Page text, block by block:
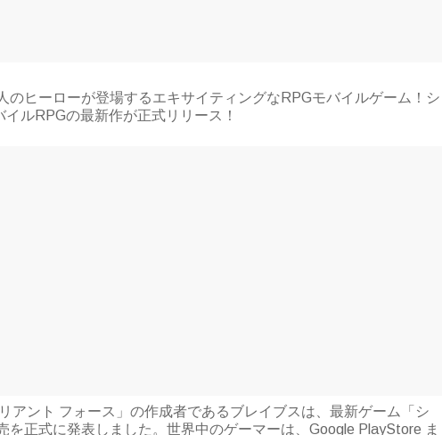
のヒーローが登場するエキサイティングなRPGモバイルゲーム！シ
ルRPGの最新作が正式リリース！
アント フォース」の作成者であるブレイブスは、最新ゲーム「シ
を正式に発表しました。世界中のゲーマーは、Google PlayStore ま